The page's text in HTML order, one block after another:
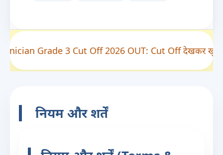
Grade 3 Cut Off 2026 OUT: Cut Off देखकर खुशी
नियम और शर्तें